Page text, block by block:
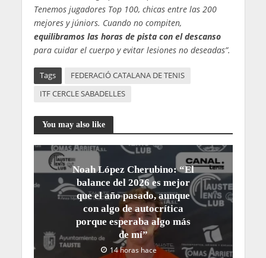
Tenemos jugadores Top 100, chicas entre las 200
mejores y júniors. Cuando no compiten,
equilibramos las horas de pista con el descanso
para cuidar el cuerpo y evitar lesiones no deseadas”.
Tags
FEDERACIÓ CATALANA DE TENIS
ITF CERCLE SABADELLES
You may also like
Noah López Cherubino: “El
balance del 2026 es mejor
que el año pasado, aunque
con algo de autocrítica
porque esperaba algo más
de mí”
14 horas hace